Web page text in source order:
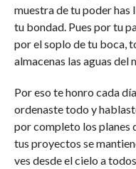
muestra de tu poder has
tu bondad. Pues por tu
por el soplo de tu boca,
almacenas las aguas del
Por eso te honro cada
ordenaste todo y
por completo los planes
tus proyectos se
ves desde el cielo a